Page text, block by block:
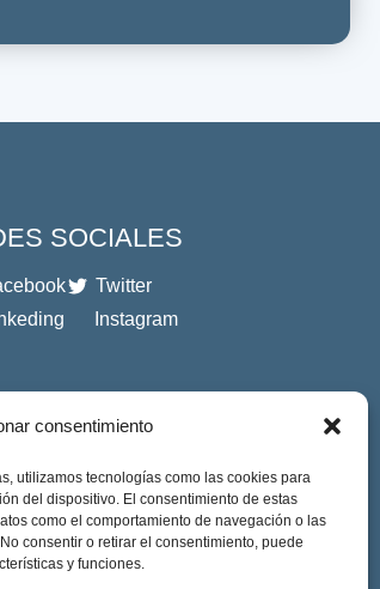
consentimiento
utilizamos tecnologías como las cookies para
del dispositivo. El consentimiento de estas
como el comportamiento de navegación o las
consentir o retirar el consentimiento, puede
y funciones.
SOCIALES
Twitter
Instagram